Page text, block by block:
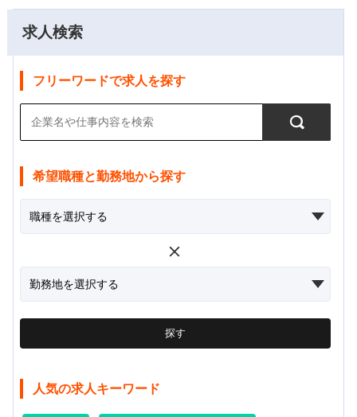
求人検索
フリーワードで求人を探す
希望職種と勤務地から探す
探す
人気の求人キーワード